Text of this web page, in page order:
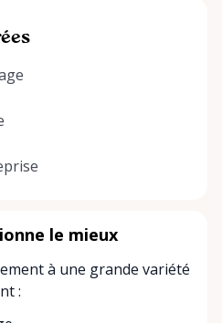
le mieux
à une grande variété
: